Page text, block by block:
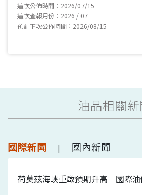
這次公佈時間：2026/07/15
這次查報月份：2026 / 07
預計下次公佈時間：2026/08/15
油品相關新
國際新聞 | 國內新聞
荷莫茲海峽重啟預期升高 國際油